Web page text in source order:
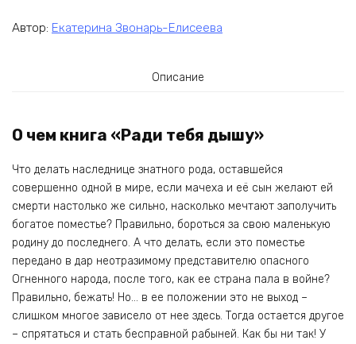
Автор: Екатерина Звонарь-Елисеева
Описание
О чем книга «Ради тебя дышу»
Что делать наследнице знатного рода, оставшейся
совершенно одной в мире, если мачеха и её сын желают ей
смерти настолько же сильно, насколько мечтают заполучить
богатое поместье? Правильно, бороться за свою маленькую
родину до последнего. А что делать, если это поместье
передано в дар неотразимому представителю опасного
Огненного народа, после того, как ее страна пала в войне?
Правильно, бежать! Но… в ее положении это не выход –
слишком многое зависело от нее здесь. Тогда остается другое
– спрятаться и стать бесправной рабыней. Как бы ни так! У